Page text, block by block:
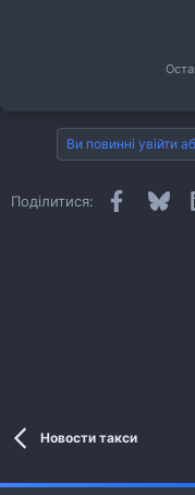
Ви повинні увійти
Поділитися: Facebook
Новости такси